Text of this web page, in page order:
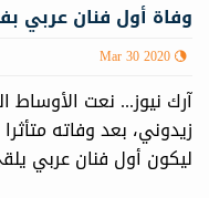
وفاة أول فنان عربي
Mar 30 2020
آرك نيوز... نعت الأوساط
زيدوني، بعد وفاته
ليكون أول فنان عربي